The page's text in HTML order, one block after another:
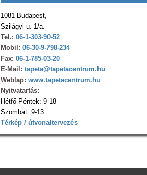
1081 Budapest,
Szilágyi u. 1/a.
Tel.: 06-1-303-90-52
Mobil: 06-30-9-798-234
Fax: 06-1-785-03-20
E-Mail: tapeta@tapetacentrum.hu
Weblap: www.tapetacentrum.hu
Nyitvatartás:
Hétfő-Péntek: 9-18
Szombat: 9-13
Térkép / útvonaltervezés